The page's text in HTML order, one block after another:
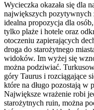
Wycieczka okazała się dla
największych pozytywnych
idealna propozycja dla
tylko plaże i hotele oraz
otoczeniu zapierających
droga do starożytnego
widoków. Im wyżej się
można podziwiać.
góry Taurus i rozciągające
które na długo pozostają w
Największe wrażenie robi
starożytnych ruin, można